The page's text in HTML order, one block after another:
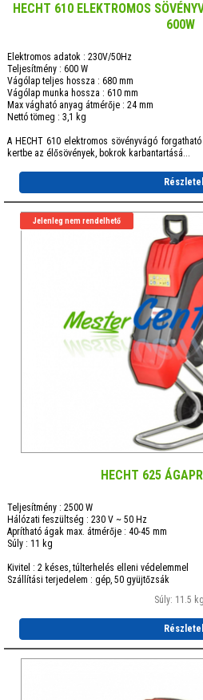
HECHT 610 ELEKTROMOS
600W
Elektromos adatok : 230V/50Hz
Teljesítmény : 600 W
Vágólap teljes hossza : 680 mm
Vágólap munka hossza : 610 mm
Max vágható anyag átmérője : 24 mm
Nettó tömeg : 3,1 kg
A HECHT 610 elektromos sövényvágó
kertbe az élősövények, bokrok karbantartásá...
Jelenleg nem rendelhető
HECHT 625
Teljesítmény : 2500 W
Hálózati feszültség : 230 V ~ 50 Hz
Aprítható ágak max. átmérője : 40-45 mm
Súly : 11 kg
Kivitel : 2 késes, túlterhelés elleni védelemmel
Szállítási terjedelem : gép, 50 gyüjtőzsák
Súly: 11.5 kg